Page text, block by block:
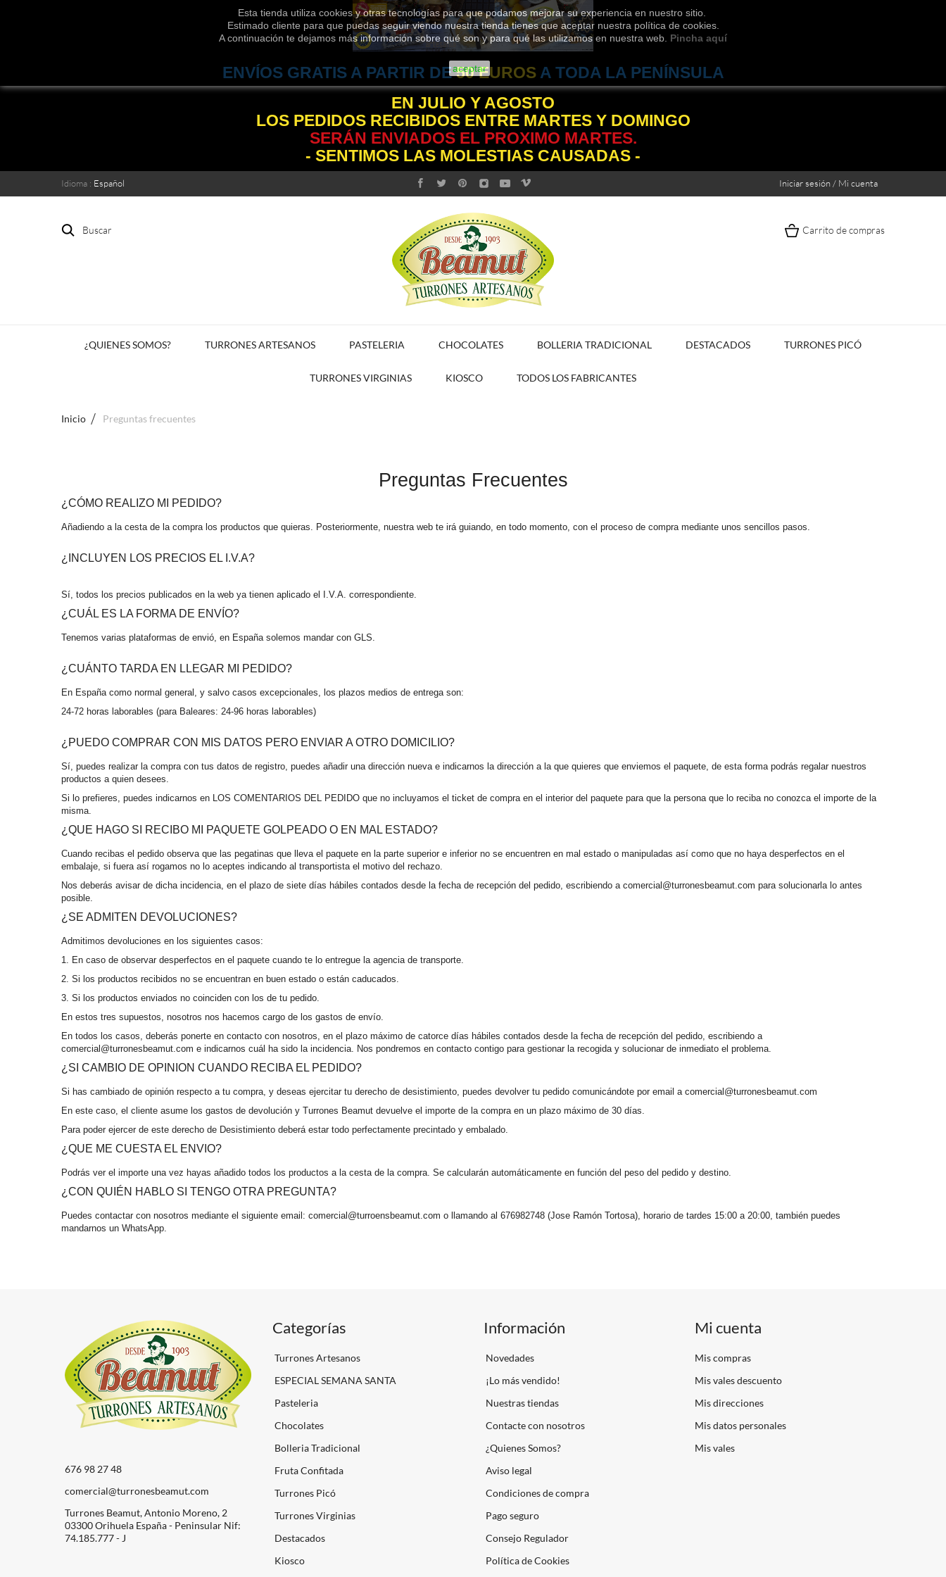
Esta tienda utiliza cookies y otras tecnologías para que podamos mejorar su experiencia en nuestro sitio.
Estimado cliente para que puedas seguir viendo nuestra tienda tienes que aceptar nuestra política de cookies.
A continuación te dejamos más información sobre qué son y para qué las utilizamos en nuestra web. Pincha aquí
aceptar
ENVÍOS GRATIS A PARTIR DE50 EUROSA TODA LA PENÍNSULA
EN JULIO Y AGOSTO
LOS PEDIDOS RECIBIDOS ENTRE MARTES Y DOMINGO
SERÁN ENVIADOS EL PROXIMO MARTES.
- SENTIMOS LAS MOLESTIAS CAUSADAS -
Iniciar sesión / Mi cuenta
Idioma : Español
Buscar Carrito de compras
¿QUIENES SOMOS? TURRONES ARTESANOS PASTELERIA CHOCOLATES BOLLERIA TRADICIONAL DESTACADOS TURRONES PICÓ
TURRONES VIRGINIAS KIOSCO TODOS LOS FABRICANTES
Inicio Preguntas frecuentes
Preguntas Frecuentes
¿CÓMO REALIZO MI PEDIDO?
Añadiendo a la cesta de la compra los productos que quieras. Posteriormente, nuestra web te irá guiando, en todo momento, con el proceso de compra mediante unos sencillos pasos.
¿INCLUYEN LOS PRECIOS EL I.V.A?
Sí, todos los precios publicados en la web ya tienen aplicado el I.V.A. correspondiente.
¿CUÁL ES LA FORMA DE ENVÍO?
Tenemos varias plataformas de envió, en España solemos mandar con GLS.
¿CUÁNTO TARDA EN LLEGAR MI PEDIDO?
En España como normal general, y salvo casos excepcionales, los plazos medios de entrega son:
24-72 horas laborables (para Baleares: 24-96 horas laborables)
¿PUEDO COMPRAR CON MIS DATOS PERO ENVIAR A OTRO DOMICILIO?
Sí, puedes realizar la compra con tus datos de registro, puedes añadir una dirección nueva e indicarnos la dirección a la que quieres que enviemos el paquete, de esta forma podrás regalar nuestros
productos a quien desees.
Si lo prefieres, puedes indicarnos en LOS COMENTARIOS DEL PEDIDO que no incluyamos el ticket de compra en el interior del paquete para que la persona que lo reciba no conozca el importe de la
misma.
¿QUE HAGO SI RECIBO MI PAQUETE GOLPEADO O EN MAL ESTADO?
Cuando recibas el pedido observa que las pegatinas que lleva el paquete en la parte superior e inferior no se encuentren en mal estado o manipuladas así como que no haya desperfectos en el
embalaje, si fuera así rogamos no lo aceptes indicando al transportista el motivo del rechazo.
Nos deberás avisar de dicha incidencia, en el plazo de siete días hábiles contados desde la fecha de recepción del pedido, escribiendo a comercial@turronesbeamut.com para solucionarla lo antes
posible.
¿SE ADMITEN DEVOLUCIONES?
Admitimos devoluciones en los siguientes casos:
1. En caso de observar desperfectos en el paquete cuando te lo entregue la agencia de transporte.
2. Si los productos recibidos no se encuentran en buen estado o están caducados.
3. Si los productos enviados no coinciden con los de tu pedido.
En estos tres supuestos, nosotros nos hacemos cargo de los gastos de envío.
En todos los casos, deberás ponerte en contacto con nosotros, en el plazo máximo de catorce días hábiles contados desde la fecha de recepción del pedido, escribiendo a
comercial@turronesbeamut.com e indicarnos cuál ha sido la incidencia. Nos pondremos en contacto contigo para gestionar la recogida y solucionar de inmediato el problema.
¿SI CAMBIO DE OPINION CUANDO RECIBA EL PEDIDO?
Si has cambiado de opinión respecto a tu compra, y deseas ejercitar tu derecho de desistimiento, puedes devolver tu pedido comunicándote por email a comercial@turronesbeamut.com
En este caso, el cliente asume los gastos de devolución y Turrones Beamut devuelve el importe de la compra en un plazo máximo de 30 días.
Para poder ejercer de este derecho de Desistimiento deberá estar todo perfectamente precintado y embalado.
¿QUE ME CUESTA EL ENVIO?
Podrás ver el importe una vez hayas añadido todos los productos a la cesta de la compra. Se calcularán automáticamente en función del peso del pedido y destino.
¿CON QUIÉN HABLO SI TENGO OTRA PREGUNTA?
Puedes contactar con nosotros mediante el siguiente email: comercial@turroensbeamut.com o llamando al 676982748 (Jose Ramón Tortosa), horario de tardes 15:00 a 20:00, también puedes
mandarnos un WhatsApp.
676 98 27 48
comercial@turronesbeamut.com
Turrones Beamut, Antonio Moreno, 2
03300 Orihuela España - Peninsular Nif:
74.185.777 - J
Categorías
Turrones Artesanos
ESPECIAL SEMANA SANTA
Pasteleria
Chocolates
Bolleria Tradicional
Fruta Confitada
Turrones Picó
Turrones Virginias
Destacados
Kiosco
Información
Novedades
¡Lo más vendido!
Nuestras tiendas
Contacte con nosotros
¿Quienes Somos?
Aviso legal
Condiciones de compra
Pago seguro
Consejo Regulador
Política de Cookies
Mi cuenta
Mis compras
Mis vales descuento
Mis direcciones
Mis datos personales
Mis vales